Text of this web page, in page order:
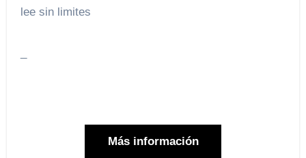
lee sin limites
Más información